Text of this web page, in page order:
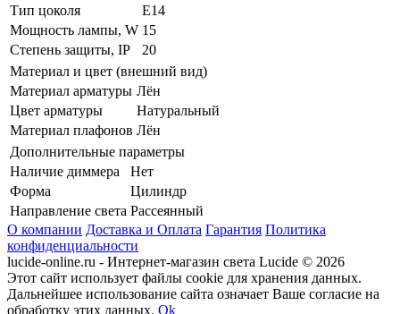
Тип цоколя
E14
Мощность лампы, W 15
Степень защиты, IP
20
Материал и цвет (внешний вид)
Материал арматуры Лён
Цвет арматуры
Натуральный
Материал плафонов Лён
Дополнительные параметры
Наличие диммера
Нет
Форма
Цилиндр
Направление света Рассеянный
О компании Доставка и Оплата Гарантия Политика
конфиденциальности
lucide-online.ru - Интернет-магазин света Lucide © 2026
Этот сайт использует файлы cookie для хранения данных.
Дальнейшее использование сайта означает Ваше согласие на
обработку этих данных. Ok